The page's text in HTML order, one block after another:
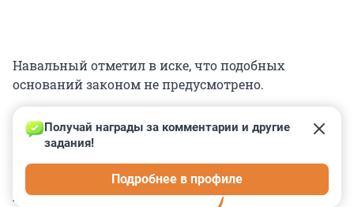
Навальный отметил в иске, что подобных
оснований законом не предусмотрено.
КОММЕНТАРИИ 61
Получай награды за комментарии и другие
задания!
Подробнее в профиле